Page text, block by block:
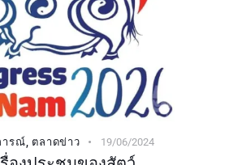
ารณ์ ตลาดข่าว 19/06/2024